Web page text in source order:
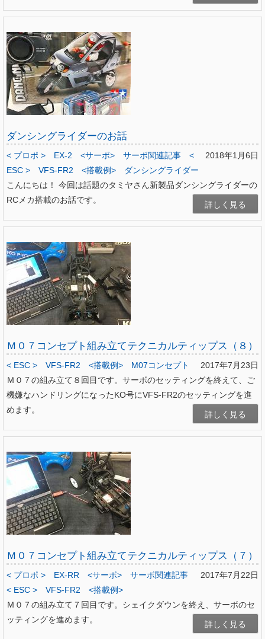
ダンシングライダーのお話
2018年1月6日
< プロポ > EX-2 <サーボ> サーボ関連記事
<
ESC >
VFS-FR2 <搭載例>
ダンシングライダー
こんにちは！ 今回は話題のタミヤさん新製品ダンシングライダーの
RCメカ搭載のお話です。
詳しく見る
Ｍ０７コンセプト組み立てテクニカルティップス（８）
2017年7月23日
< ESC > VFS-FR2 <搭載例>
M07コンセプト
Ｍ０７の組み立て８回目です。サーボのセッティングを終えて、ご
機嫌なハンドリングになったKO号にVFS-FR2のセッティングを進
めます。
詳しく見る
Ｍ０７コンセプト組み立てテクニカルティップス（７）
2017年7月22日
< プロポ > EX-RR <サーボ>
サーボ関連記事
< ESC >
VFS-FR2
<搭載例>
Ｍ０７の組み立て７回目です。シェイクダウンを終え、サーボのセ
ッティングを進めます。
詳しく見る